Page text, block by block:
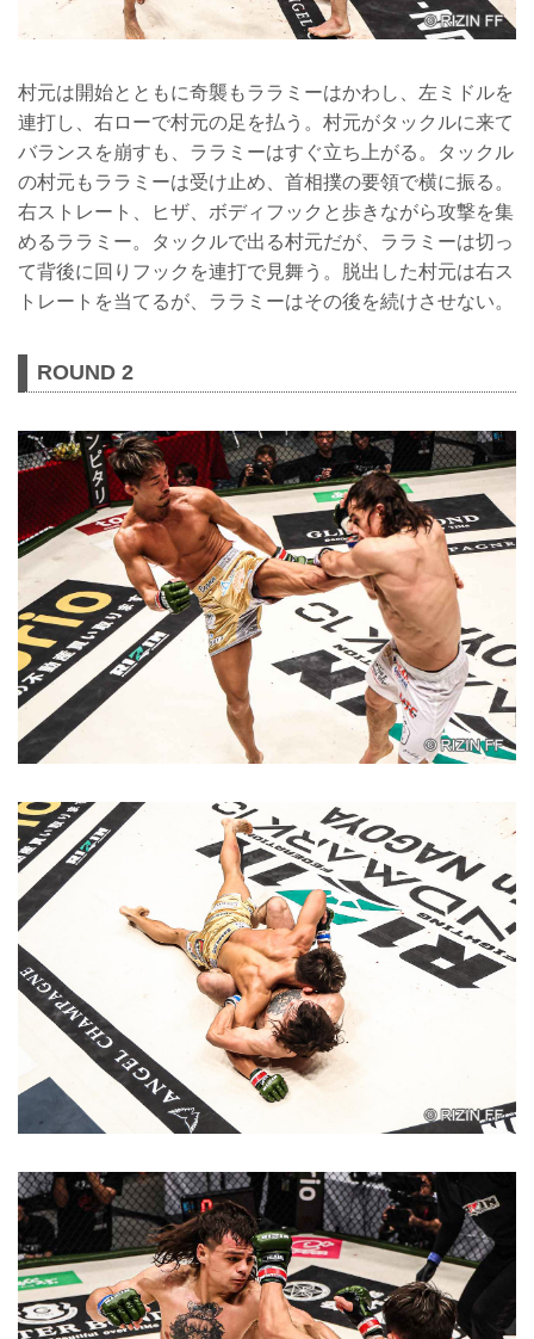
村元は開始とともに奇襲もララミーはかわし、左ミドルを
連打し、右ローで村元の足を払う。村元がタックルに来て
バランスを崩すも、ララミーはすぐ立ち上がる。タックル
の村元もララミーは受け止め、首相撲の要領で横に振る。
右ストレート、ヒザ、ボディフックと歩きながら攻撃を集
めるララミー。タックルで出る村元だが、ララミーは切っ
て背後に回りフックを連打で見舞う。脱出した村元は右ス
トレートを当てるが、ララミーはその後を続けさせない。
ROUND 2